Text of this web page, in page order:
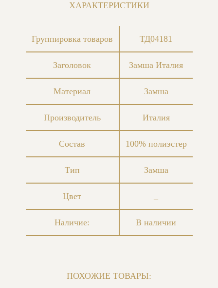
ХАРАКТЕРИСТИКИ
Группировка товаров ТД04181
Заголовок Замша Италия
Материал Замша
Производитель Италия
Состав 100% полиэстер
Тип Замша
Цвет
Наличие: В наличии
ПОХОЖИЕ ТОВАРЫ: